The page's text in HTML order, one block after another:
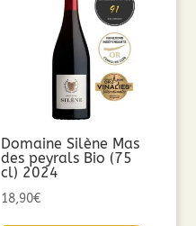
Domaine Silène Mas
des peyrals Bio (75
cl) 2024
18,90€